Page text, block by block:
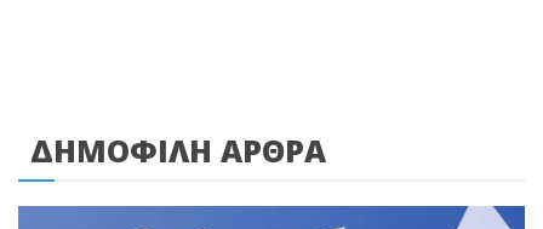
ΔΗΜΟΦΙΛΗ ΑΡΘΡΑ